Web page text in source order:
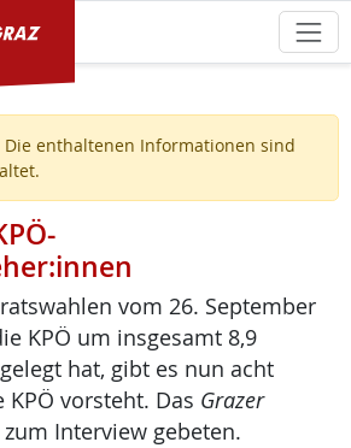
Die enthaltenen Informationen sind
vom 26. September
KPÖ um insgesamt 8,9
hat, gibt es nun acht
KPÖ vorsteht. Das Grazer
Interview gebeten.